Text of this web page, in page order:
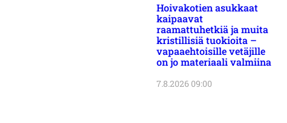
Hoivakotien asukkaat
kaipaavat
raamattuhetkiä ja muita
kristillisiä tuokioita –
vapaaehtoisille vetäjille
on jo materiaali valmiina
7.8.2026 09:00